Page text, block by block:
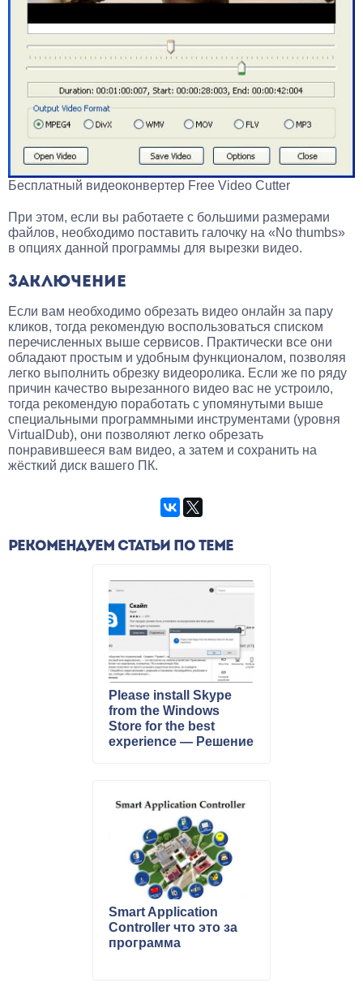
Бесплатный видеоконвертер Free Video Cutter
При этом, если вы работаете с большими размерами
файлов, необходимо поставить галочку на «No thumbs»
в опциях данной программы для вырезки видео.
ЗАКЛЮЧЕНИЕ
Если вам необходимо обрезать видео онлайн за пару
кликов, тогда рекомендую воспользоваться списком
перечисленных выше сервисов. Практически все они
обладают простым и удобным функционалом, позволяя
легко выполнить обрезку видеоролика. Если же по ряду
причин качество вырезанного видео вас не устроило,
тогда рекомендую поработать с упомянутыми выше
специальными программными инструментами (уровня
VirtualDub), они позволяют легко обрезать
понравившееся вам видео, а затем и сохранить на
жёсткий диск вашего ПК.
РЕКОМЕНДУЕМ СТАТЬИ ПО ТЕМЕ
Please install Skype
from the Windows
Store for the best
experience — Решение
Smart Application
Controller что это за
программа